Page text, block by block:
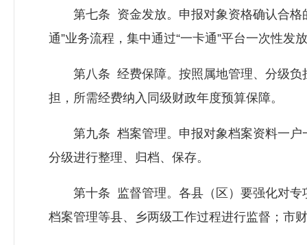
第七条 资金发放。申报对象资格确认合格
通”业务流程，集中通过“一卡通”平台一次性发
第八条 经费保障。按照属地管理、分级负
担，所需经费纳入同级财政年度预算保障。
第九条 档案管理。申报对象档案资料一户
分级进行整理、归档、保存。
第十条 监督管理。各县（区）要强化对专
档案管理等县、乡两级工作过程进行监督；市